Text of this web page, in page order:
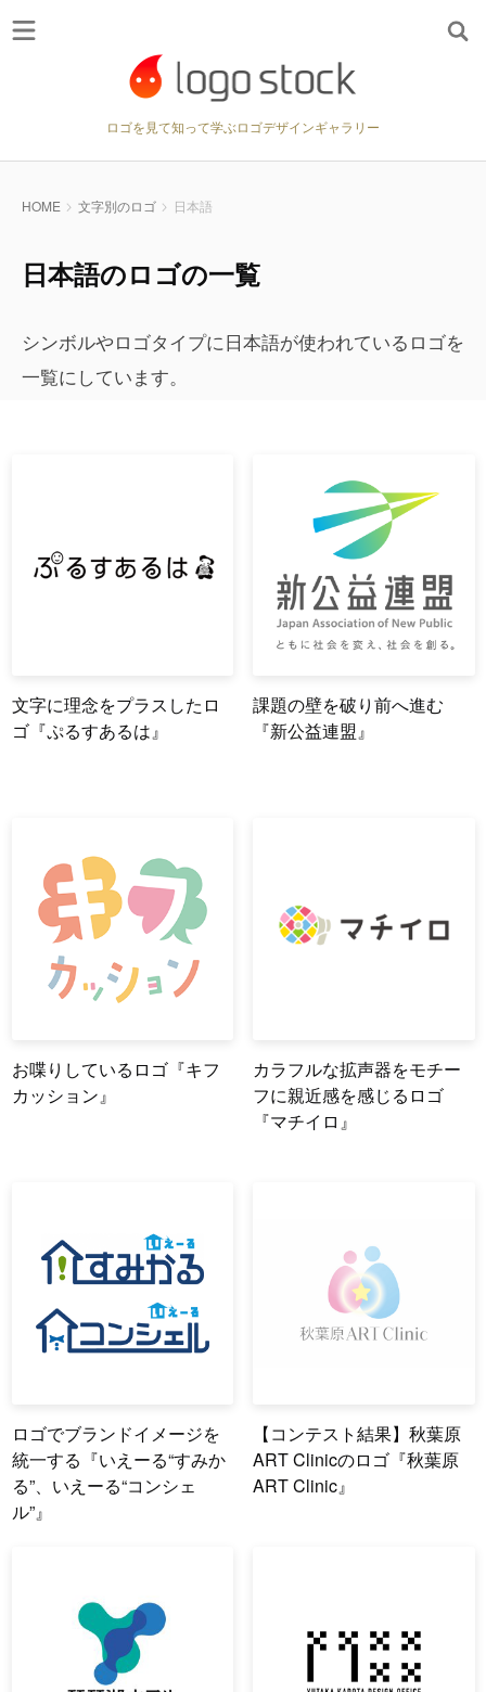
ロゴを見て知って学ぶロゴデザインギャラリー
HOME 文字別のロゴ 日本語
日本語のロゴの一覧
シンボルやロゴタイプに日本語が使われているロゴを
一覧にしています。
文字に理念をプラスしたロ
ゴ『ぷるすあるは』
課題の壁を破り前へ進む
『新公益連盟』
お喋りしているロゴ『キフ
カッション』
カラフルな拡声器をモチー
フに親近感を感じるロゴ
『マチイロ』
ロゴでブランドイメージを
統一する『いえーる“すみか
る”、いえーる“コンシェ
ル”』
【コンテスト結果】秋葉原
ART Clinicのロゴ『秋葉原
ART Clinic』